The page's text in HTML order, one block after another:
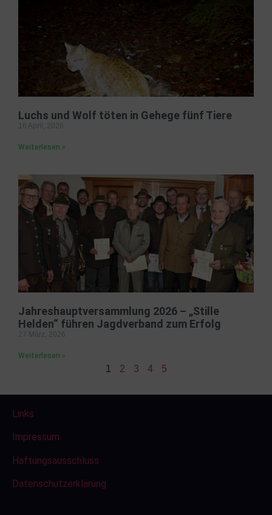
Luchs und Wolf töten in Gehege fünf Tiere
16 April, 2026
Weiterlesen »
Jahreshauptversammlung 2026 – „Stille
Helden“ führen Jagdverband zum Erfolg
27 März, 2026
Weiterlesen »
1 2 3 4 5
Links
Impressum
Haftungsausschluss
Datenschutzerklärung